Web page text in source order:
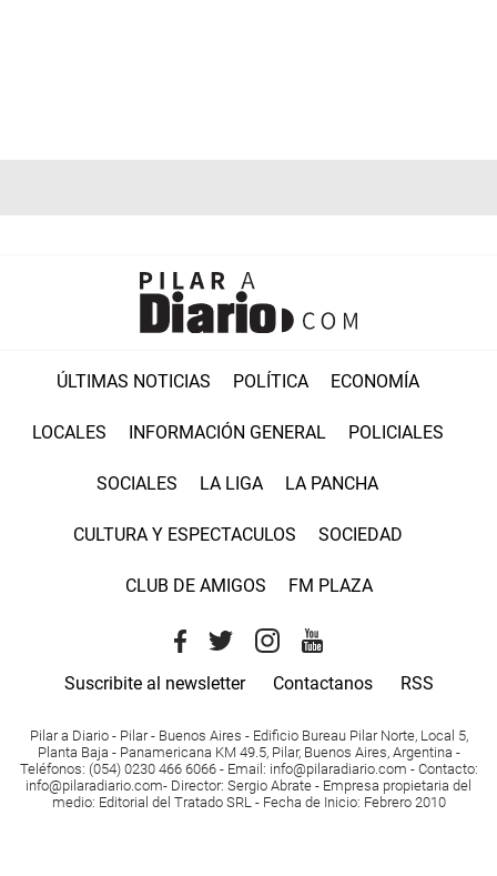
ÚLTIMAS NOTICIAS POLÍTICA ECONOMÍA
LOCALES INFORMACIÓN GENERAL POLICIALES
SOCIALES LA LIGA LA PANCHA
CULTURA Y ESPECTACULOS SOCIEDAD
CLUB DE AMIGOS FM PLAZA
Suscribite al newsletter Contactanos RSS
Pilar a Diario - Pilar - Buenos Aires - Edificio Bureau Pilar Norte, Local 5,
Planta Baja - Panamericana KM 49.5, Pilar, Buenos Aires, Argentina -
Teléfonos: (054) 0230 466 6066 - Email : info@pilaradiario.com - Contacto:
info@pilaradiario.com- Director: Sergio Abrate - Empresa propietaria del
medio: Editorial del Tratado SRL - Fecha de Inicio: Febrero 2010